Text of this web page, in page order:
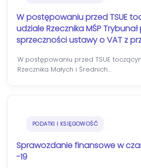
W postępowaniu przed TSUE
udziale Rzecznika MŚP
sprzeczności ustawy o VAT z
W postępowaniu przed TSUE
Rzecznika Małych i Średnich…
PODATKI I KSIĘGOWOŚĆ
Sprawozdanie finansowe w
-19